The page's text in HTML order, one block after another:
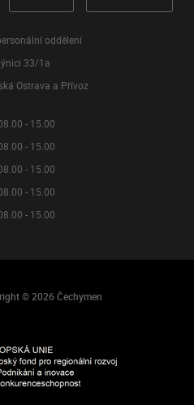
oddělení
33/1a
Ostrava a Přívoz
- 15.00
- 15.00
- 15.00
- 15.00
- 15.00
© 2026 Čechymen